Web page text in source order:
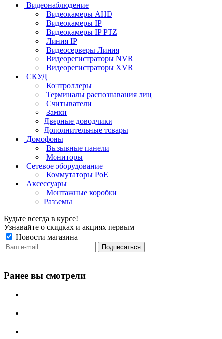
Видеонаблюдение
Видеокамеры AHD
Видеокамеры IP
Видеокамеры IP PTZ
Линия IP
Видеосерверы Линия
Видеорегистраторы NVR
Видеорегистраторы XVR
СКУД
Контроллеры
Терминалы распознавания лиц
Считыватели
Замки
Дверные доводчики
Дополнительные товары
Домофоны
Вызывные панели
Мониторы
Сетевое оборудование
Коммутаторы PoE
Аксессуары
Монтажные коробки
Разъемы
Будьте всегда в курсе!
Узнавайте о скидках и акциях первым
Новости магазина
Ранее вы смотрели